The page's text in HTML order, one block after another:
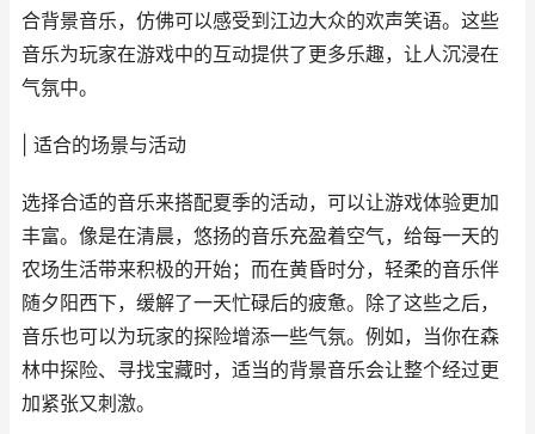
合背景音乐，仿佛可以感受到江边大众的欢声笑语。这些
音乐为玩家在游戏中的互动提供了更多乐趣，让人沉浸在
气氛中。
| 适合的场景与活动
选择合适的音乐来搭配夏季的活动，可以让游戏体验更加
丰富。像是在清晨，悠扬的音乐充盈着空气，给每一天的
农场生活带来积极的开始；而在黄昏时分，轻柔的音乐伴
随夕阳西下，缓解了一天忙碌后的疲惫。除了这些之后，
音乐也可以为玩家的探险增添一些气氛。例如，当你在森
林中探险、寻找宝藏时，适当的背景音乐会让整个经过更
加紧张又刺激。